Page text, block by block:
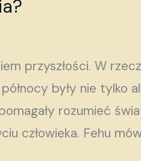
przyszłości. W
były nie tylko
rozumieć
człowieka. Fehu